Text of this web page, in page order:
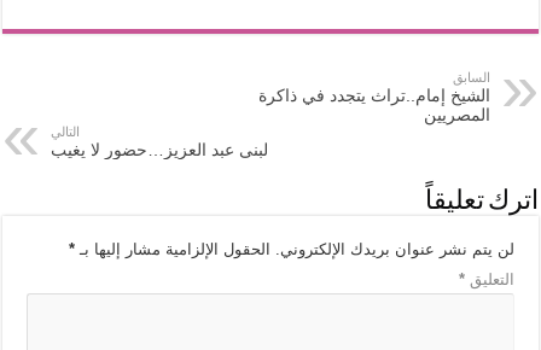
السابق
الشيخ إمام..تراث يتجدد في ذاكرة
المصريين
التالي
لبنى عبد العزيز…حضور لا يغيب
اترك تعليقاً
لن يتم نشر عنوان بريدك الإلكتروني. الحقول الإلزامية مشار إليها بـ*
التعليق*